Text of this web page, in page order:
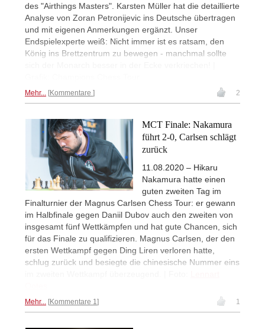
des "Airthings Masters". Karsten Müller hat die detaillierte
Analyse von Zoran Petronijevic ins Deutsche übertragen
und mit eigenen Anmerkungen ergänzt. Unser
Endspielexperte weiß: Nicht immer ist es ratsam, den
König ins Brettzentrum zu bewegen - manchmal sollte
Mehr... Kommentare 2
MCT Finale: Nakamura
führt 2-0, Carlsen schlägt
zurück
11.08.2020 – Hikaru
Nakamura hatte einen
guten zweiten Tag im
Finalturnier der Magnus Carlsen Chess Tour: er gewann
im Halbfinale gegen Daniil Dubov auch den zweiten von
insgesamt fünf Wettkämpfen und hat gute Chancen, sich
für das Finale zu qualifizieren. Magnus Carlsen, der den
ersten Wettkampf gegen Ding Liren verloren hatte,
schlug zurück und besiegte die chinesische Nummer eins
Mehr... Kommentare 1 1